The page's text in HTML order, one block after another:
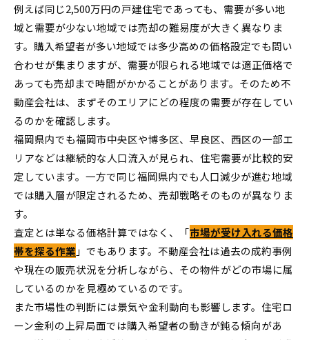
例えば同じ2,500万円の戸建住宅であっても、需要が多い地
域と需要が少ない地域では売却の難易度が大きく異なりま
す。購入希望者が多い地域では多少高めの価格設定でも問い
合わせが集まりますが、需要が限られる地域では適正価格で
あっても売却まで時間がかかることがあります。そのため不
動産会社は、まずそのエリアにどの程度の需要が存在してい
るのかを確認します。
福岡県内でも福岡市中央区や博多区、早良区、西区の一部エ
リアなどは継続的な人口流入が見られ、住宅需要が比較的安
定しています。一方で同じ福岡県内でも人口減少が進む地域
では購入層が限定されるため、売却戦略そのものが異なりま
す。
査定とは単なる価格計算ではなく、「市場が受け入れる価格
帯を探る作業 」でもあります。不動産会社は過去の成約事例
や現在の販売状況を分析しながら、その物件がどの市場に属
しているのかを見極めているのです。
また市場性の判断には景気や金利動向も影響します。住宅ロ
ーン金利の上昇局面では購入希望者の動きが鈍る傾向があ